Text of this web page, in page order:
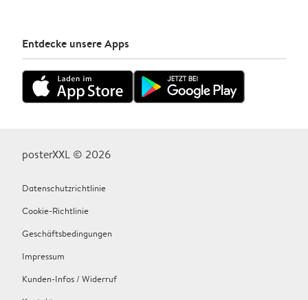
Entdecke unsere Apps
posterXXL © 2026
Datenschutzrichtlinie
Cookie-Richtlinie
Geschäftsbedingungen
Impressum
Kunden-Infos / Widerruf